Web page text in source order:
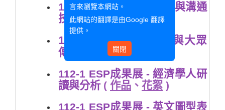
111-2 ESP成果展 - 職能與溝通
技巧英文 (作品、花絮)
111-2 ESP成果展-新聞與大眾
傳播英文
(作品)
112-1 ESP成果展 - 經濟學人研
讀與分析 ( 作品 、 花絮 )
112-1 ESP成果展 - 英文圖型表
言來瀏覽本網站。
此網站的翻譯是由Google 翻譯
提供。
關閉